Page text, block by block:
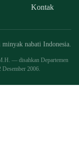
Kontak
nabati Indonesia.
— disahkan Departemen
2006.